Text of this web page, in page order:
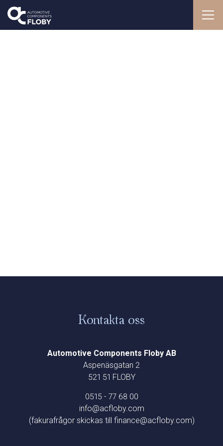
Kontakta oss
Automotive Components Floby AB
Aspenäsgatan 2
521 51 FLOBY
0515 - 77 68 00
info@acfloby.com
(fakurafrågor skickas till finance@acfloby.com)